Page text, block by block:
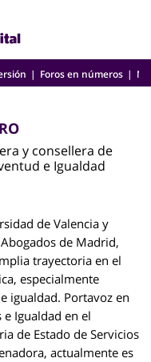
Foros en números
y consellera de
e Igualdad
de Valencia y
de Madrid,
trayectoria en el
especialmente
igualdad. Portavoz en
e Igualdad en el
de Estado de Servicios
actualmente es